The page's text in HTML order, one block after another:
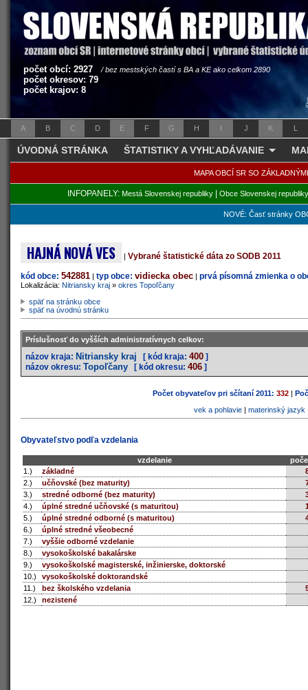
počet obcí: 2927 / bez mestských častí s BA a KE ako celkom 2890
počet okresov: 79
počet krajov: 8
A B C D E F G H I J K L
ÚVODNÁ STRÁNKA ŠTATISTIKY A VYHĽADÁVANIE
MAPA OBCÍ SR SO
INFOPANELY: Mestá Slovenskej republiky| Obce Slovenskej republiky
NOVÉ: Časť stránky
HAJNÁ NOVÁ VES | Vybrané štatistické dáta zo SODB 2011
kód obce: 542881 | typ obce: vidiecka obec | prvá písomná zmienka o
Lokalizácia: Nitriansky kraj » okres Topoľčany
späť na stránku obce
späť na úvodnú stránku
Príslušnosť do vyšších administratívnych celkov:
názov kraja: Nitriansky kraj [ kód kraja: 400 ]
názov okresu: Topoľčany [ kód okresu: 406 ]
Počet obyvateľov pri sčítaní 2011: 332 |
vek a pohlavie| materinský jazyk
Obyvateľstvo podľa vzdelania
vzdelanie
1.)
základné
2.)
učňovské (bez maturity)
3.)
stredné odborné (bez maturity)
4.)
úplné stredné učňovské (s maturitou)
5.)
úplné stredné odborné (s maturitou)
6.)
úplné stredné všeobecné
7.)
vyššie odborné vzdelanie
8.)
vysokoškolské bakalárske
9.)
vysokoškolské magisterské, inžinierske, doktorské
10.)
vysokoškolské doktorandské
11.)
bez školského vzdelania
12.)
nezistené